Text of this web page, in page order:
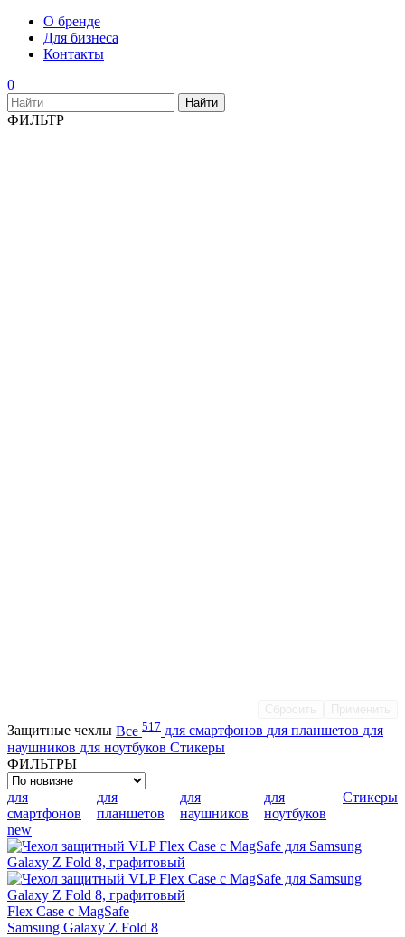
О бренде
Для бизнеса
Контакты
0
ФИЛЬТР
Защитные чехлы Все 517 для смартфонов для планшетов для
наушников для ноутбуков Стикеры
ФИЛЬТРЫ
для
смартфонов
для
планшетов
для
наушников
для
ноутбуков
Стикеры
new
Flex Case с MagSafe
Samsung Galaxy Z Fold 8